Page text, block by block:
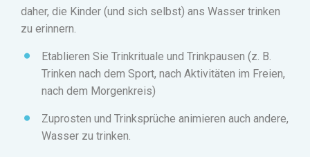
daher, die Kinder (und sich selbst) ans Wasser trinken
zu erinnern.
Etablieren Sie Trinkrituale und Trinkpausen (z. B.
Trinken nach dem Sport, nach Aktivitäten im Freien,
nach dem Morgenkreis)
Zuprosten und Trinksprüche animieren auch andere,
Wasser zu trinken.